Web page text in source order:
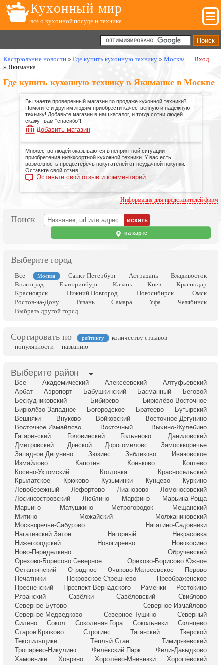
Кухонный мир
всё о кухонной посуде и технике
Кастрюльные новости » Где купить кухонную технику » Москва
» Якиманка
Вход
Где купить кухонную технику в Якиманке в Москве
Вы знаете проверенный магазин по продаже кухонной техники?
Помогите и другим людям приобрести качественную и надежную
технику! Добавьте магазин в наш каталог, и тогда сотни людей
скажут вам "спасибо"!
Добавить магазин
Множество людей оказываются в неприятной ситуации
приобретения низкосортной кухонной техники. У вас есть
возможность предостеречь покупателей от неудачной покупки.
Оставьте свой отзыв!
Оставьте свой отзыв и комментарий
Информация для представителей фирм
Поиск
на карте
Выберите город
Все Москва Санкт-Петербург Астрахань
Владивосток
Волгоград
Екатеринбург Казань Киев
Краснодар
Красноярск
Нижний Новгород Новосибирск
Омск
Ростов-на-Дону
Рязань Самара Уфа
Челябинск
Выбрать другой город
Сортировать по рейтингу
количеству отзывов
популярности
названию
Выберите район
Все Академический Алексеевский
Алтуфьевский
Арбат
Аэропорт Бабушкинский Басманный
Беговой
Бескудниковский
Бибирево
Бирюлёво Восточное
Бирюлёво Западное
Богородское Братеево
Бутырский
Вешняки
Внуково Войковский
Восточное Дегунино
Восточное Измайлово
Восточный
Выхино-Жулебино
Гагаринский
Головинский Гольяново
Даниловский
Дмитровский
Донской Дорогомилово
Замоскворечье
Западное Дегунино
Зюзино Зябликово
Ивановское
Измайлово
Капотня Коньково
Коптево
Косино-Ухтомский
Котловка
Красносельский
Крылатское
Крюково Кузьминки Кунцево
Куркино
Левобережный
Лефортово Лианозово
Ломоносовский
Лосиноостровский
Люблино Марфино
Марьина Роща
Марьино
Матушкино Метрогородок
Мещанский
Митино
Можайский
Молжаниновский
Москворечье-Сабурово
Нагатино-Садовники
Нагатинский Затон
Нагорный
Некрасовка
Нижегородский
Новогиреево
Новокосино
Ново-Переделкино
Обручевский
Орехово-Борисово Северное
Орехово-Борисово Южное
Останкинский
Отрадное Очаково-Матвеевское
Перово
Печатники
Покровское-Стрешнево
Преображенское
Пресненский
Проспект Вернадского Раменки
Ростокино
Рязанский
Савёлки Савёловский
Свиблово
Северное Бутово
Северное Измайлово
Северное Медведково
Северное Тушино
Северный
Силино
Сокол Соколиная Гора Сокольники
Солнцево
Старое Крюково
Строгино Таганский
Тверской
Текстильщики
Тёплый Стан
Тимирязевский
Тропарёво-Никулино
Филёвский Парк
Фили-Давыдково
Хамовники
Ховрино Хорошёво-Мнёвники
Хорошёвский